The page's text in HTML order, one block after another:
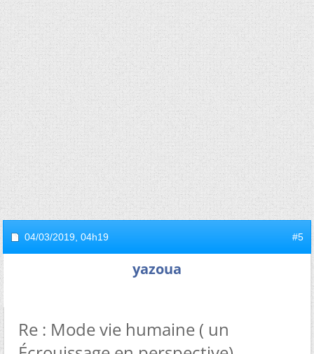
04/03/2019, 04h19 #5
yazoua
Re : Mode vie humaine ( un